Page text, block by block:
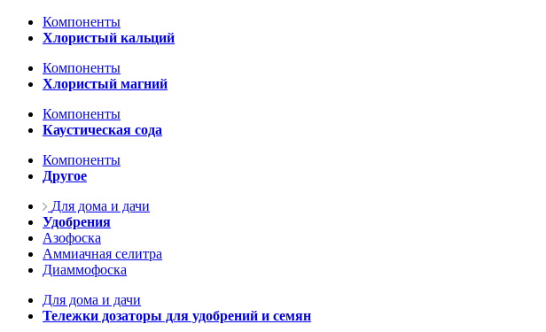
Компоненты
Хлористый кальций
Компоненты
Хлористый магний
Компоненты
Каустическая сода
Компоненты
Другое
Для дома и дачи
Удобрения
Азофоска
Аммиачная селитра
Диаммофоска
Для дома и дачи
Тележки дозаторы для удобрений и семян